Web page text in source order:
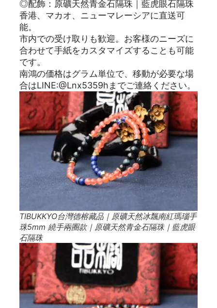
◎配飾：原礦天然青金石隔珠｜藍虎眼石隔珠
香港、マカオ、ニューマレーシアに直送可
能。
市内での受け取りも歓迎。お客様のニーズに
合わせて手紙をカスタマイズすることも可能
です。
南鴻の価格はグラム単位で、移動が必要な場
合はLINE:@Lnx5359hまでご連絡ください。
TIBUKKYO台灣德榕藏品｜原礦天然冰飄南紅瑪瑙手
珠5mm 繞手兩圈款｜原礦天然青金石隔珠｜藍虎眼
石隔珠